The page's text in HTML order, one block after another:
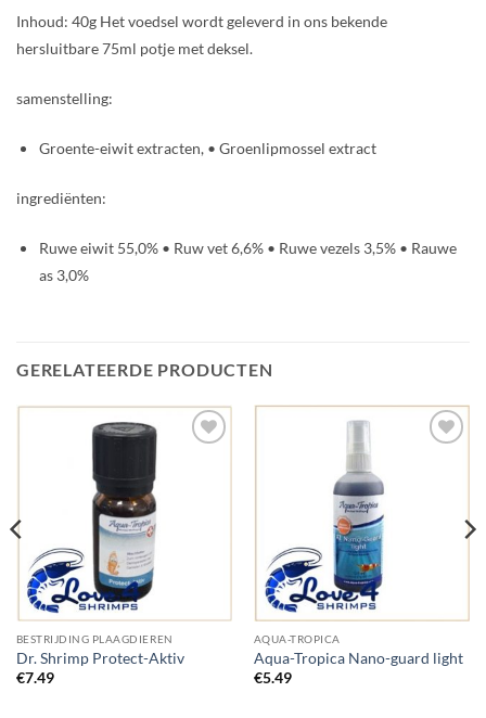
Inhoud: 40g Het voedsel wordt geleverd in ons bekende
hersluitbare 75ml potje met deksel.
samenstelling:
Groente-eiwit extracten, • Groenlipmossel extract
ingrediënten:
Ruwe eiwit 55,0% • Ruw vet 6,6% • Ruwe vezels 3,5% • Rauwe
as 3,0%
GERELATEERDE PRODUCTEN
BESTRIJDING PLAAGDIEREN
Dr. Shrimp Protect-Aktiv
€7.49
AQUA-TROPICA
Aqua-Tropica Nano-guard light
€5.49